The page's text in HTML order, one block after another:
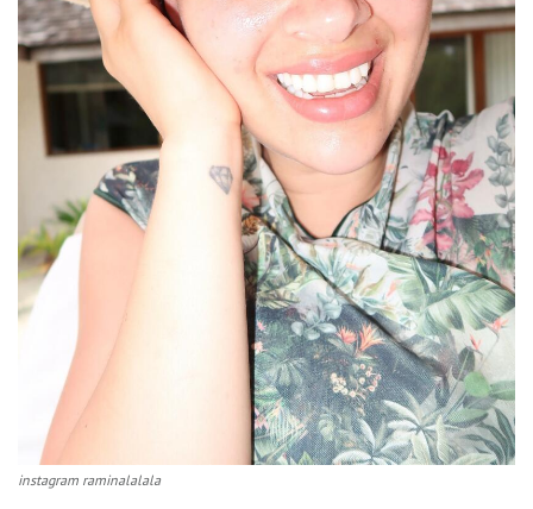
instagram raminalalala